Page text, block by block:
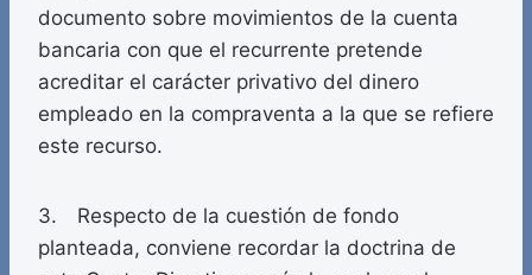
documento sobre movimientos de la cuenta
bancaria con que el recurrente pretende
acreditar el carácter privativo del dinero
empleado en la compraventa a la que se refiere
este recurso.
3. Respecto de la cuestión de fondo
planteada, conviene recordar la doctrina de